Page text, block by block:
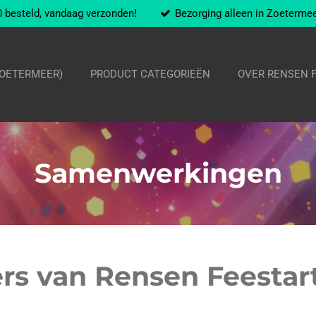
besteld, vandaag verzonden! Bezorging alleen in
PRODUCT CATEGORIEËN OVER RENSEN
Samenwerkingen
van Rensen